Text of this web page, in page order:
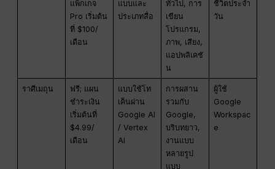
แพ็กเกจ
Pro เริ่มต้น
ที่ $100/
เดือน
แบบและ
ประเภทสื่อ
ทั่วไป, การ
เขียน
โปรแกรม,
ภาพ, เสียง,
แอปพลิเคชั
น
ชีวิตประจำ
วัน
ราศีเมถุน
ฟรี; แผน
ชำระเงิน
เริ่มต้นที่
$4.99/
เดือน
แบบใช้โท
เค็นผ่าน
Google AI
/ Vertex
AI
การผสาน
รวมกับ
Google,
บริบทยาว,
งานแบบ
หลายรูป
แบบ
ผู้ใช้
Google
Workspac
e